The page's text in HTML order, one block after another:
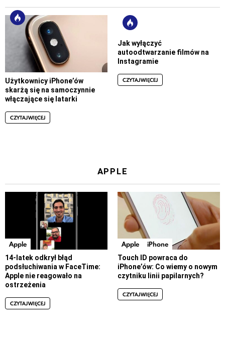
Użytkownicy iPhone’ów
skarżą się na samoczynnie
włączające się latarki
CZYTAJ WIĘCEJ
Jak wyłączyć
autoodtwarzanie filmów na
Instagramie
CZYTAJ WIĘCEJ
APPLE
Apple
14-latek odkrył błąd
podsłuchiwania w FaceTime:
Apple nie reagowało na
ostrzeżenia
CZYTAJ WIĘCEJ
Apple iPhone
Touch ID powraca do
iPhone’ów: Co wiemy o nowym
czytniku linii papilarnych?
CZYTAJ WIĘCEJ